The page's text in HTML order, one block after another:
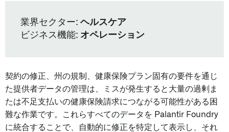
業界セクター: ヘルスケア
ビジネス機能: オペレーション
契約の修正、州の規制、健康保険プラン固有の要件を通じ
た提供者データの管理は、ミスが発生すると大量の過剰ま
たは不足支払いの健康保険請求につながる可能性がある困
難な作業です。これらすべてのデータを Palantir Foundry
に統合することで、自動的に修正を特定して表示し、それ